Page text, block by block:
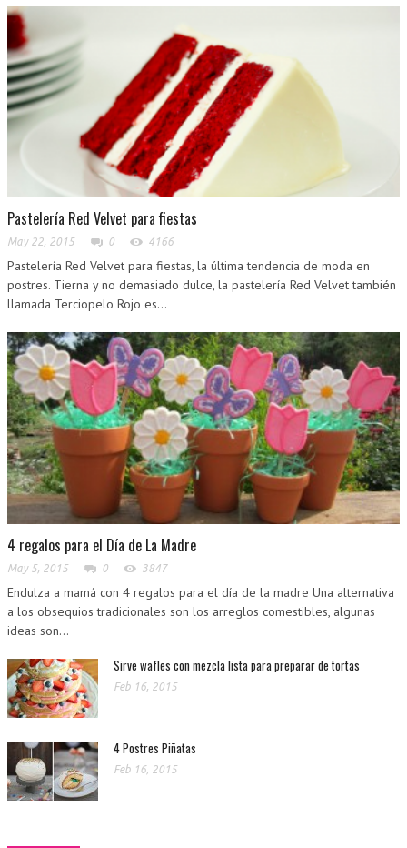
Pastelería Red Velvet para fiestas
May 22, 2015 0 4166
Pastelería Red Velvet para fiestas, la última tendencia de moda en
postres. Tierna y no demasiado dulce, la pastelería Red Velvet también
llamada Terciopelo Rojo es...
4 regalos para el Día de La Madre
May 5, 2015 0 3847
Endulza a mamá con 4 regalos para el día de la madre Una alternativa
a los obsequios tradicionales son los arreglos comestibles, algunas
ideas son...
Sirve wafles con mezcla lista para preparar de tortas
Feb 16, 2015
4 Postres Piñatas
Feb 16, 2015